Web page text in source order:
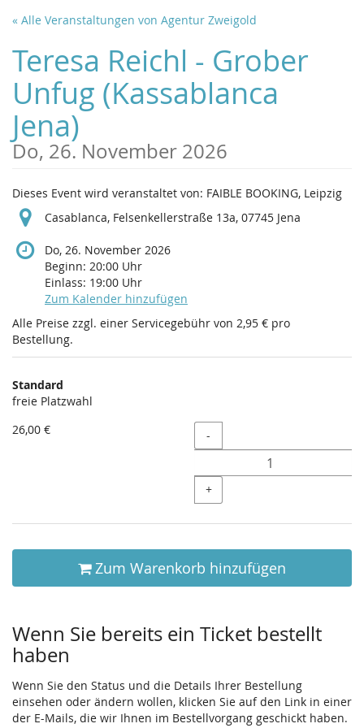
Zum
Inhalt
springen
« Alle Veranstaltungen von Agentur Zweigold
Teresa Reichl - Grober
Unfug (Kassablanca
Jena)
Do, 26. November 2026
Dieses Event wird veranstaltet von: FAIBLE BOOKING, Leipzig
Casablanca, Felsenkellerstraße 13a, 07745 Jena
Do, 26. November 2026
Beginn: 20:00 Uhr
Einlass: 19:00 Uhr
Zum Kalender hinzufügen
Alle Preise zzgl. einer Servicegebühr von 2,95 € pro
Bestellung.
Produkte
Unkategorisierte
Produkte
Standard
freie Platzwahl
26,00 €
Menge
-
+
Zum Warenkorb hinzufügen
Wenn Sie bereits ein Ticket bestellt
haben
Wenn Sie den Status und die Details Ihrer Bestellung
einsehen oder ändern wollen, klicken Sie auf den Link in einer
der E-Mails, die wir Ihnen im Bestellvorgang geschickt haben.